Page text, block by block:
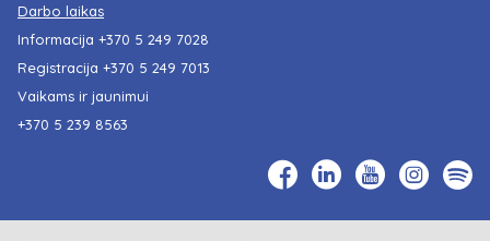
Darbo laikas
Informacija +370 5 249 7028
Registracija +370 5 249 7013
Vaikams ir jaunimui
+370 5 239 8563